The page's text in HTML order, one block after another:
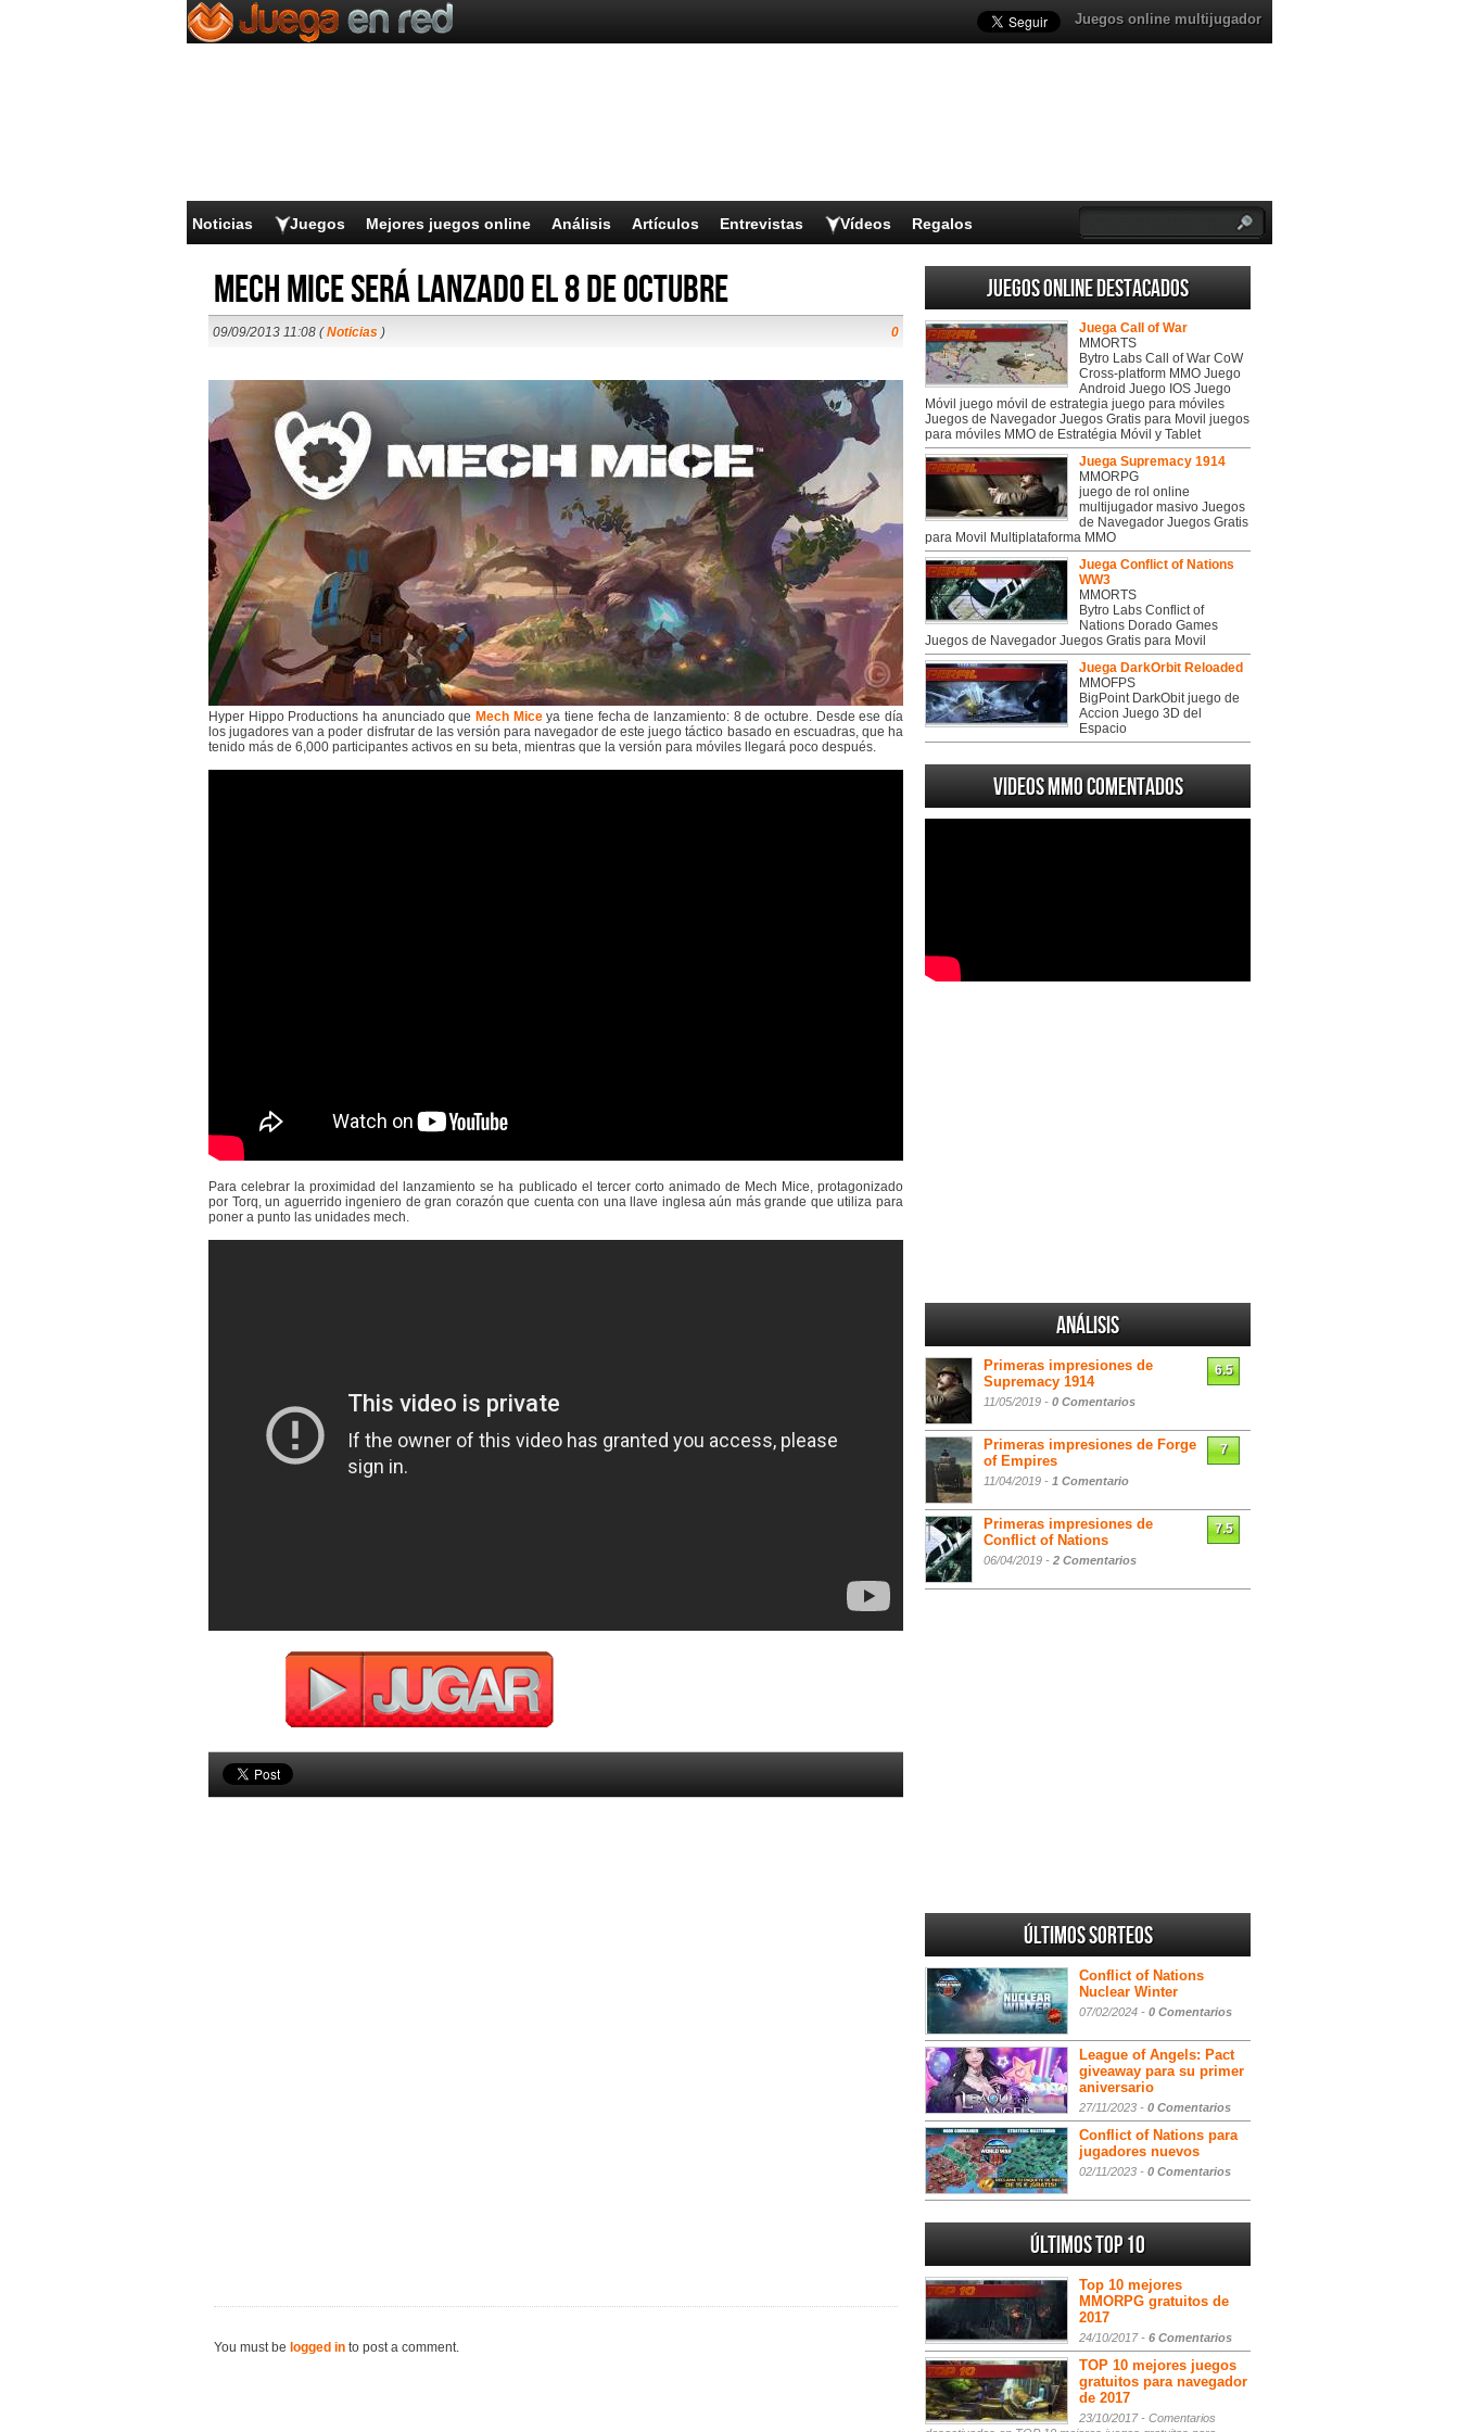
Juegos online multijugador
Noticias Juegos Mejores juegos online Análisis Artículos Entrevistas Vídeos Regalos
Mech Mice será lanzado el 8 de octubre
09/09/2013 11:08 (Noticias ) 0
Hyper Hippo Productions ha anunciado que Mech Miceya tiene fecha de lanzamiento: 8 de octubre. Desde ese día
los jugadores van a poder disfrutar de las versión para navegador de este juego táctico basado en escuadras, que ha
tenido más de 6,000 participantes activos en su beta, mientras que la versión para móviles llegará poco después.
Para celebrar la proximidad del lanzamiento se ha publicado el tercer corto animado de Mech Mice, protagonizado
por Torq, un aguerrido ingeniero de gran corazón que cuenta con una llave inglesa aún más grande que utiliza para
poner a punto las unidades mech.
You must be logged in to post a comment.
Juegos online destacados
Juega Call of War
MMORTS
Bytro Labs Call of War CoW
Cross-platform MMO Juego
Android Juego IOS Juego
Móvil juego móvil de estrategia juego para móviles
Juegos de Navegador Juegos Gratis para Movil juegos
para móviles MMO de Estratégia Móvil y Tablet
Juega Supremacy 1914
MMORPG
juego de rol online
multijugador masivo Juegos
de Navegador Juegos Gratis
para Movil Multiplataforma MMO
Juega Conflict of Nations
WW3
MMORTS
Bytro Labs Conflict of
Nations Dorado Games
Juegos de Navegador Juegos Gratis para Movil
Juega DarkOrbit Reloaded
MMOFPS
BigPoint DarkObit juego de
Accion Juego 3D del
Espacio
Videos MMO Comentados
Análisis
Primeras impresiones de
Supremacy 1914
11/05/2019 - 0 Comentarios
6.5
Primeras impresiones de Forge
of Empires
11/04/2019 - 1 Comentario
7
Primeras impresiones de
Conflict of Nations
06/04/2019 - 2 Comentarios
7.5
Últimos sorteos
Conflict of Nations
Nuclear Winter
07/02/2024 - 0 Comentarios
League of Angels: Pact
giveaway para su primer
aniversario
27/11/2023 - 0 Comentarios
Conflict of Nations para
jugadores nuevos
02/11/2023 - 0 Comentarios
Últimos Top 10
Top 10 mejores
MMORPG gratuitos de
2017
24/10/2017 - 6 Comentarios
TOP 10 mejores juegos
gratuitos para navegador
de 2017
23/10/2017 - Comentarios